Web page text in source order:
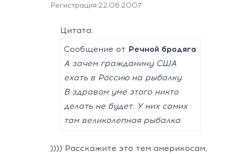
Регистрация:22.06.2007
Цитата:
Сообщение от Речной бродяга
А зачем гражданину США
ехать в Россию на рыбалку
В здравом уме этого никто
делать не будет. У них самих
там великолепная рыбалка
)))) Расскажите это тем америкосам,